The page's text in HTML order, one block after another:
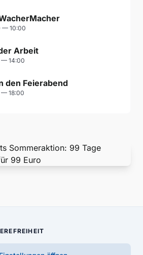
— 10:00
Arbeit
— 14:00
den Feierabend
— 18:00